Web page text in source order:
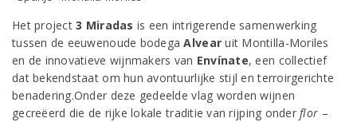
Het project3 Miradas is een intrigerende samenwerking
tussen de eeuwenoude bodegaAlvear uit Montilla-Moriles
en de innovatieve wijnmakers van Envínate, een collectief
dat bekendstaat om hun avontuurlijke stijl en terroirgerichte
benadering.Onder deze gedeelde vlag worden wijnen
gecreëerd die de rijke lokale traditie van rijping onderflor –